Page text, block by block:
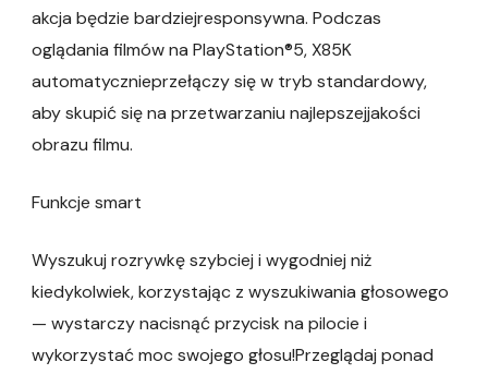
akcja będzie bardziejresponsywna. Podczas
oglądania filmów na PlayStation®5, X85K
automatycznieprzełączy się w tryb standardowy,
aby skupić się na przetwarzaniu najlepszejjakości
obrazu filmu.
Funkcje smart
Wyszukuj rozrywkę szybciej i wygodniej niż
kiedykolwiek, korzystając z wyszukiwania głosowego
— wystarczy nacisnąć przycisk na pilocie i
wykorzystać moc swojego głosu!Przeglądaj ponad